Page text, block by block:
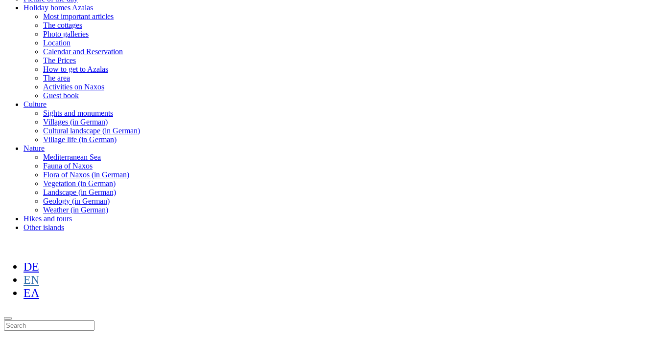
Holiday homes Azalas
Most important articles
The cottages
Photo galleries
Location
Calendar and Reservation
The Prices
How to get to Azalas
The area
Activities on Naxos
Guest book
Culture
Sights and monuments
Villages (in German)
Cultural landscape (in German)
Village life (in German)
Nature
Mediterranean Sea
Fauna of Naxos
Flora of Naxos (in German)
Vegetation (in German)
Landscape (in German)
Geology (in German)
Weather (in German)
Hikes and tours
Other islands
DE
EN
ΕΛ